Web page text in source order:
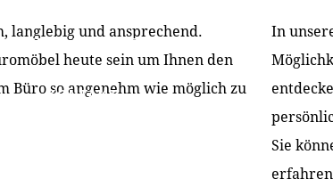
ÜBER UNS PARTNER & REFERENZEN
KONTAKT
langlebig und ansprechend.
heute sein um Ihnen den
Büro so angenehm wie möglich zu
In
Sie